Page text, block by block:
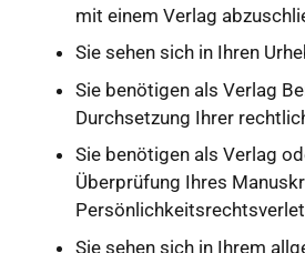
mit einem Verlag
Sie sehen sich in Ihren
Sie benötigen als Verlag
Durchsetzung Ihrer
Sie benötigen als Verlag
Überprüfung Ihres
Sie sehen sich in Ihrem